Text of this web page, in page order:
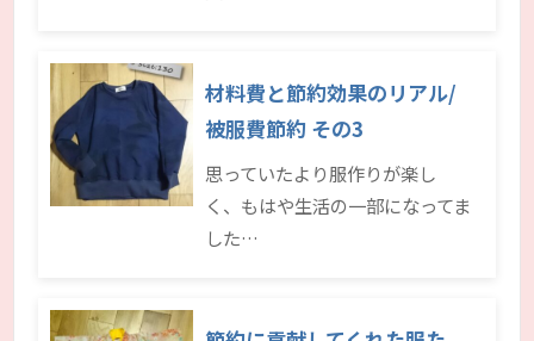
材料費と節約効果のリアル/
被服費節約 その3
思っていたより服作りが楽し
く、もはや生活の一部になってま
した…